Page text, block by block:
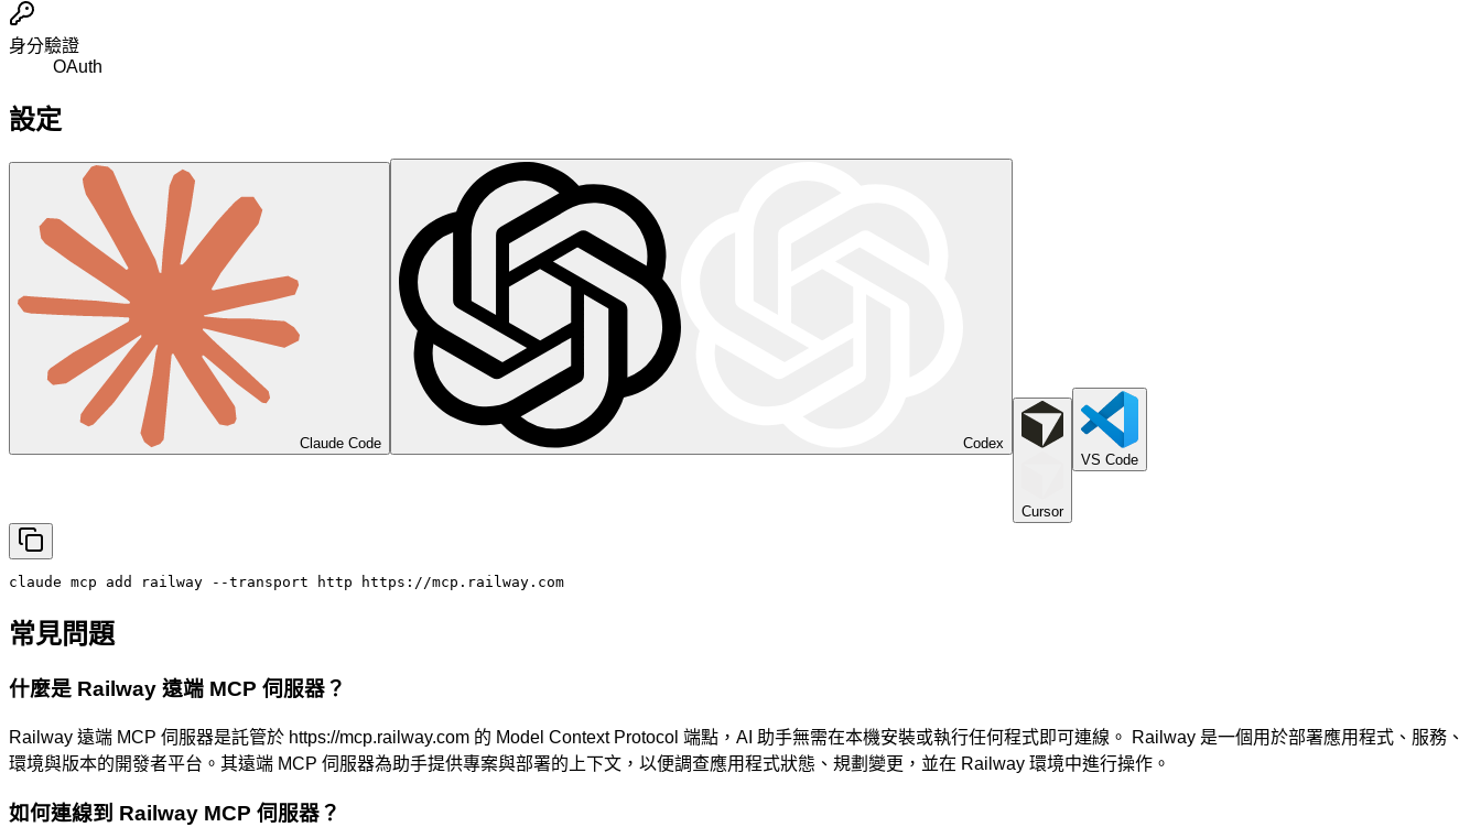
身分驗證
OAuth
設定
Claude Code Codex
Cursor
VS Code
claude mcp add railway --transport http https://mcp.railway.com
常見問題
什麼是 Railway 遠端 MCP 伺服器？
Railway 遠端 MCP 伺服器是託管於 https://mcp.railway.com 的 Model Context Protocol 端點，AI 助手無需在本機安裝或執行任何程式即可連線。 Railway 是一個用於部署應用程式、服務、
環境與版本的開發者平台。其遠端 MCP 伺服器為助手提供專案與部署的上下文，以便調查應用程式狀態、規劃變更，並在 Railway 環境中進行操作。
如何連線到 Railway MCP 伺服器？